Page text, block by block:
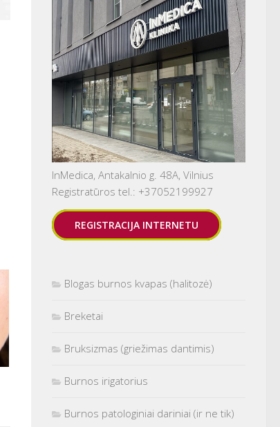
InMedica, Antakalnio g. 48A, Vilnius
Registratūros tel.: +37052199927
REGISTRACIJA INTERNETU
Blogas burnos kvapas (halitozė)
Breketai
Bruksizmas (griežimas dantimis)
Burnos irigatorius
Burnos patologiniai dariniai (ir ne tik)